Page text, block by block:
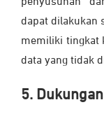
dapat dilakukan
memiliki tingkat
data yang tidak
5.